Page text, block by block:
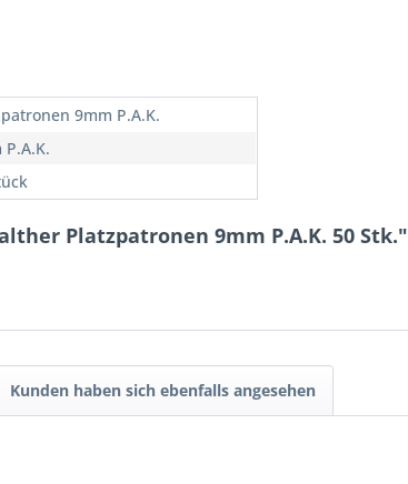
9mm P.A.K.
Platzpatronen 9mm P.A.K. 50 Stk."
Kunden haben sich ebenfalls angesehen